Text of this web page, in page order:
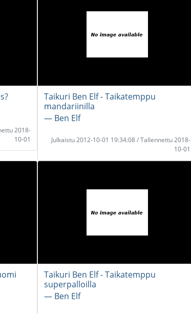
2018-
10-01
Taikuri Ben Elf - Taikatemppu
mandariinilla
― Ben Elf
Julkaistu 2012-10-01 19:34:08 / Tallennettu 2018-
10-01
Taikuri Ben Elf - Taikatemppu
superpalloilla
― Ben Elf